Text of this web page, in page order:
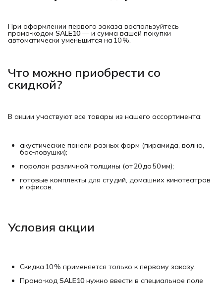
При оформлении первого заказа воспользуйтесь
промо‑кодом SALE10 — и сумма вашей покупки
автоматически уменьшится на 10 %.
Что можно приобрести со
скидкой?
В акции участвуют все товары из нашего ассортимента:
акустические панели разных форм (пирамида, волна,
бас‑ловушки);
поролон различной толщины (от 20 до 50 мм);
готовые комплекты для студий, домашних кинотеатров
и офисов.
Условия акции
Скидка 10 % применяется только к первому заказу.
Промо‑код SALE10 нужно ввести в специальное поле